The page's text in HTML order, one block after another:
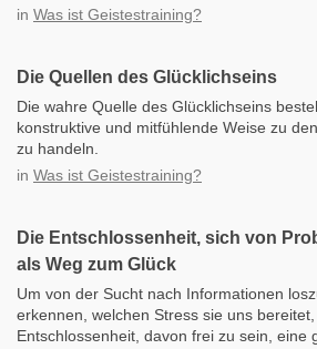
in Was ist Geistestraining?
Die Quellen des Glücklichseins
Die wahre Quelle des Glücklichseins
konstruktive und mitfühlende Weise zu
zu handeln.
in Was ist Geistestraining?
Die Entschlossenheit, sich von
als Weg zum Glück
Um von der Sucht nach Informationen
erkennen, welchen Stress sie uns
Entschlossenheit, davon frei zu sein, eine